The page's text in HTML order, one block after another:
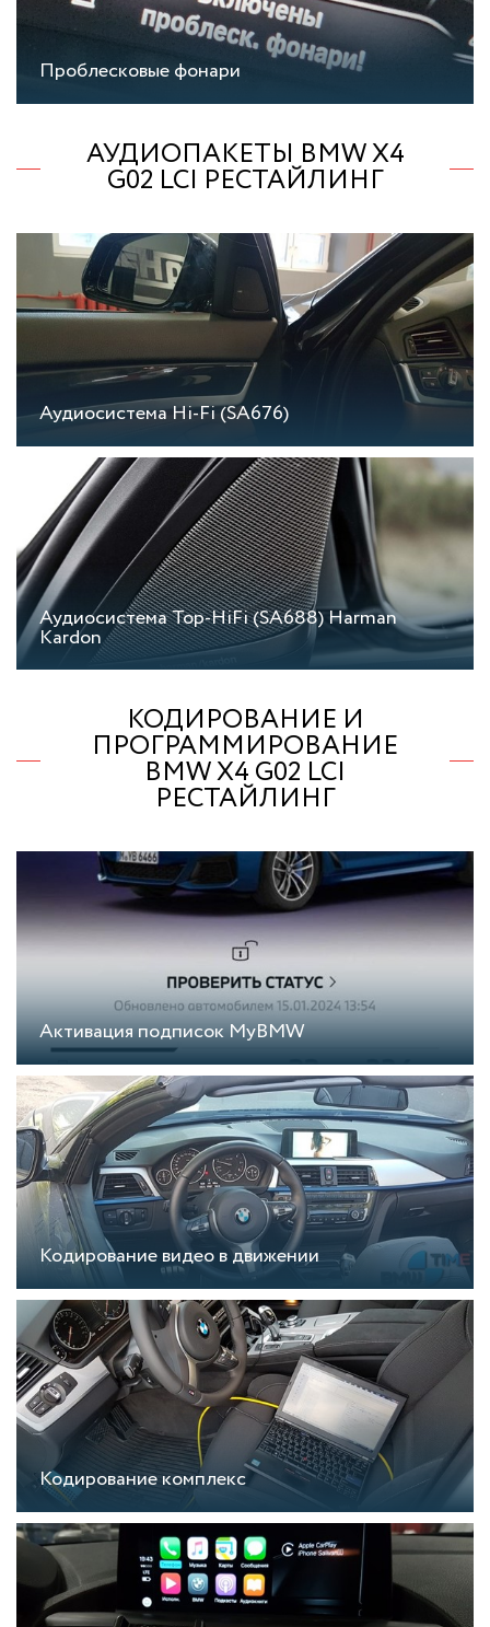
Проблесковые фонари
АУДИОПАКЕТЫ BMW X4
G02 LCI РЕСТАЙЛИНГ
Аудиосистема Hi-Fi (SA676)
Аудиосистема Top-HiFi (SA688) Harman
Kardon
КОДИРОВАНИЕ И
ПРОГРАММИРОВАНИЕ
BMW X4 G02 LCI
РЕСТАЙЛИНГ
Активация подписок MyBMW
Кодирование видео в движении
Кодирование комплекс